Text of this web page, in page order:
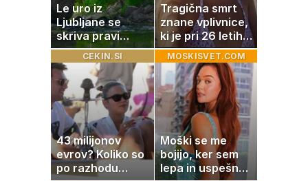
Le uro iz
Ljubljane se
skriva pravi
naravni čudež:
izlet, ki bo
navdušil otroke
Tragična smrt
znane vplivnice,
ki je pri 26 letih
izgubila boj z
boleznijo
CEKIN.SI
43 milijonov
evrov? Koliko so
po razhodu
MOSKISVET.COM
Moški se me
bojijo, ker sem
lepa in uspešna: